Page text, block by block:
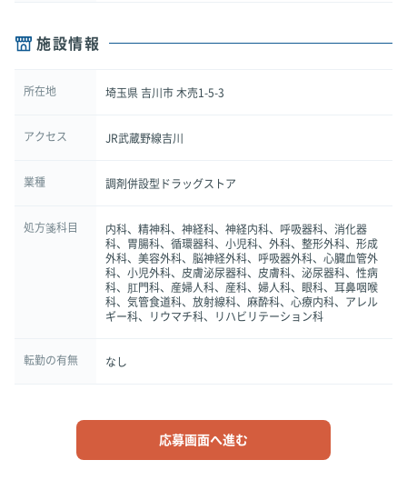
施設情報
所在地 埼玉県 吉川市 木売1-5-3
アクセス JR武蔵野線吉川
業種 調剤併設型ドラッグストア
処方箋科目
内科、精神科、神経科、神経内科、呼吸器科、消化器
科、胃腸科、循環器科、小児科、外科、整形外科、形成
外科、美容外科、脳神経外科、呼吸器外科、心臓血管外
科、小児外科、皮膚泌尿器科、皮膚科、泌尿器科、性病
科、肛門科、産婦人科、産科、婦人科、眼科、耳鼻咽喉
科、気管食道科、放射線科、麻酔科、心療内科、アレル
ギー科、リウマチ科、リハビリテーション科
転勤の有無 なし
応募画面へ進む